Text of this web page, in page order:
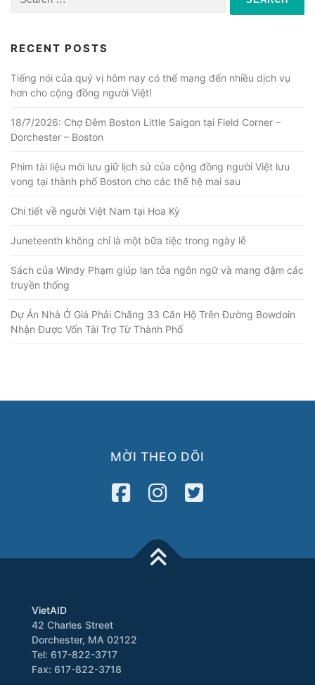
for:
RECENT POSTS
Tiếng nói của quý vị hôm nay có thể mang đến nhiều dịch vụ
hơn cho cộng đồng người Việt!
18/7/2026: Chợ Đêm Boston Little Saigon tại Field Corner –
Dorchester – Boston
Phim tài liệu mới lưu giữ lịch sử của cộng đồng người Việt lưu
vong tại thành phố Boston cho các thế hệ mai sau
Chi tiết về người Việt Nam tại Hoa Kỳ
Juneteenth không chỉ là một bữa tiệc trong ngày lễ
Sách của Windy Phạm giúp lan tỏa ngôn ngữ và mang đậm các
truyền thống
Dự Án Nhà Ở Giá Phải Chăng 33 Căn Hộ Trên Đường Bowdoin
Nhận Được Vốn Tài Trợ Từ Thành Phố
MỜI THEO DÕI
VietAID
42 Charles Street
Dorchester, MA 02122
Tel: 617-822-3717
Fax: 617-822-3718